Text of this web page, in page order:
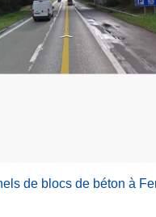
de blocs de béton à